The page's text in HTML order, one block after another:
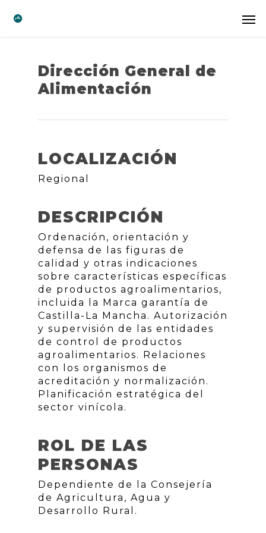
Dirección General de
Alimentación
LOCALIZACIÓN
Regional
DESCRIPCIÓN
Ordenación, orientación y
defensa de las figuras de
calidad y otras indicaciones
sobre características específicas
de productos agroalimentarios,
incluida la Marca garantía de
Castilla-La Mancha. Autorización
y supervisión de las entidades
de control de productos
agroalimentarios. Relaciones
con los organismos de
acreditación y normalización.
Planificación estratégica del
sector vinícola.
ROL DE LAS
PERSONAS
Dependiente de la Consejería
de Agricultura, Agua y
Desarrollo Rural.